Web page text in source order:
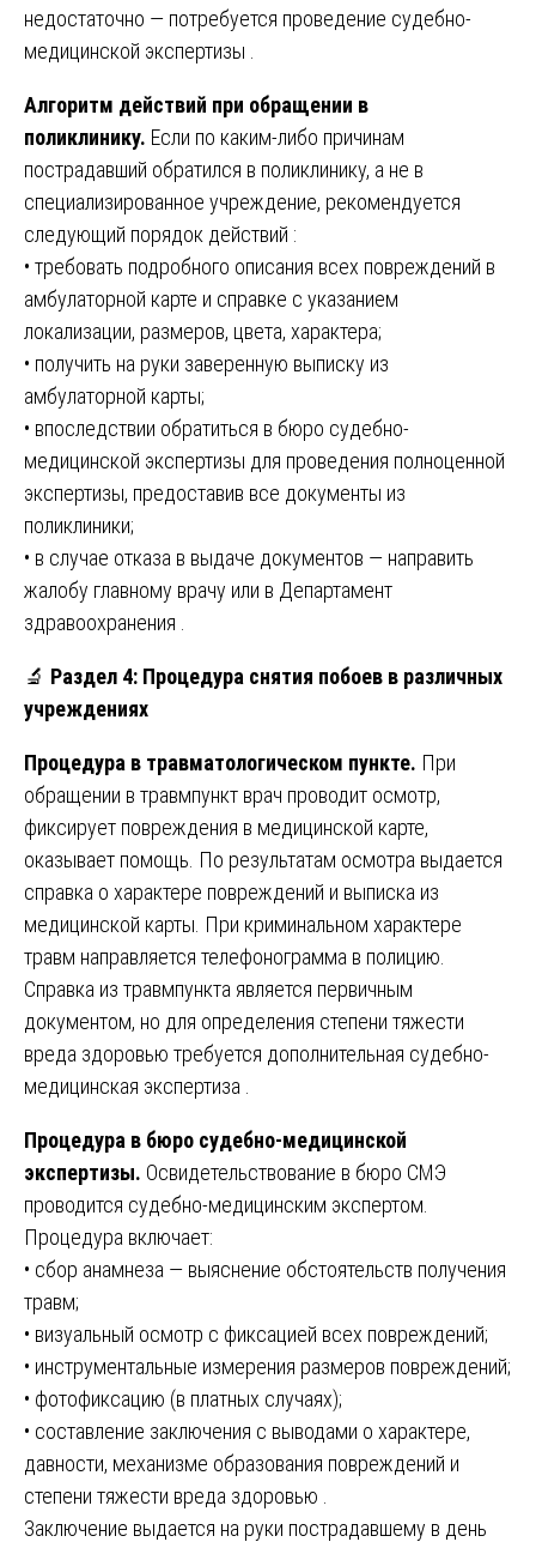
недостаточно — потребуется проведение судебно-
медицинской экспертизы .
Алгоритм действий при обращении в
поликлинику. Если по каким-либо причинам
пострадавший обратился в поликлинику, а не в
специализированное учреждение, рекомендуется
следующий порядок действий :
• требовать подробного описания всех повреждений в
амбулаторной карте и справке с указанием
локализации, размеров, цвета, характера;
• получить на руки заверенную выписку из
амбулаторной карты;
• впоследствии обратиться в бюро судебно-
медицинской экспертизы для проведения полноценной
экспертизы, предоставив все документы из
поликлиники;
• в случае отказа в выдаче документов — направить
жалобу главному врачу или в Департамент
здравоохранения .
🔬 Раздел 4: Процедура снятия побоев в различных
учреждениях
Процедура в травматологическом пункте. При
обращении в травмпункт врач проводит осмотр,
фиксирует повреждения в медицинской карте,
оказывает помощь. По результатам осмотра выдается
справка о характере повреждений и выписка из
медицинской карты. При криминальном характере
травм направляется телефонограмма в полицию.
Справка из травмпункта является первичным
документом, но для определения степени тяжести
вреда здоровью требуется дополнительная судебно-
медицинская экспертиза .
Процедура в бюро судебно-медицинской
экспертизы. Освидетельствование в бюро СМЭ
проводится судебно-медицинским экспертом.
Процедура включает:
• сбор анамнеза — выяснение обстоятельств получения
травм;
• визуальный осмотр с фиксацией всех повреждений;
• инструментальные измерения размеров повреждений;
• фотофиксацию (в платных случаях);
• составление заключения с выводами о характере,
давности, механизме образования повреждений и
степени тяжести вреда здоровью .
Заключение выдается на руки пострадавшему в день